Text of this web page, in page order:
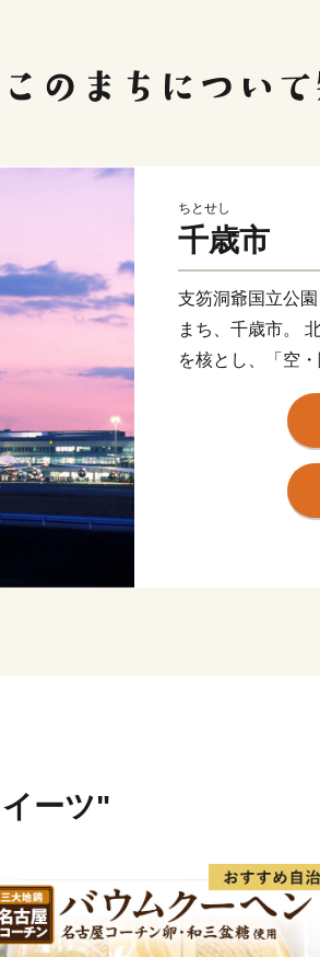
ちとせし
千歳市
支笏洞爺国立公
まち、千歳市。
を核とし、「空
の観光拠点とな
多くの企業が立
域が広がり、自
お、成長を続け
ーツ"